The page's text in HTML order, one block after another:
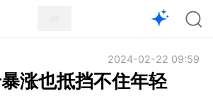
2024-02-22 09:59
涨也抵挡不住年轻